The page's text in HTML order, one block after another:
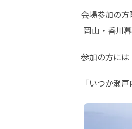
会場参加の方
岡⼭・⾹川
参加の⽅に
「いつか瀬